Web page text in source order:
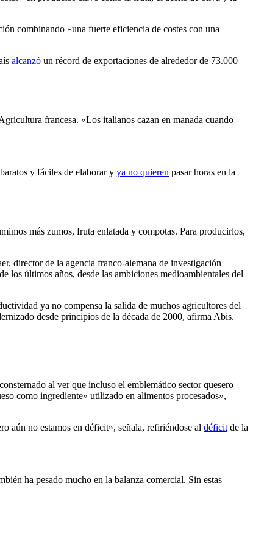
combinando «una fuerte eficiencia de costes con una
alcanzó un récord de exportaciones de alrededor de 73.000
francesa. «Los italianos cazan en manada cuando
y fáciles de elaborar y ya no quieren pasar horas en la
más zumos, fruta enlatada y compotas. Para producirlos,
director de la agencia franco-alemana de investigación
últimos años, desde las ambiciones medioambientales del
ya no compensa la salida de muchos agricultores del
desde principios de la década de 2000, afirma Abis.
al ver que incluso el emblemático sector quesero
como ingrediente» utilizado en alimentos procesados»,
aún no estamos en déficit», señala, refiriéndose al déficit de la
ha pesado mucho en la balanza comercial. Sin estas